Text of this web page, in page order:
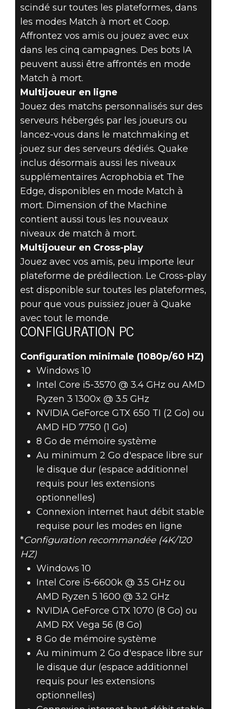
scindé sur toutes les plateformes, dans
les modes Match à mort et Coop.
Affrontez vos amis ou jouez avec eux
dans les cinq campagnes. Des bots IA
peuvent aussi être affrontés en mode
Match à mort.
Multijoueur en ligne
Jouez des matchs personnalisés sur des
serveurs hébergés par les joueurs ou
lancez-vous dans le matchmaking et
jouez sur des serveurs dédiés. Quake
inclus désormais aussi les niveaux
supplémentaires Acrophobia et The
Edge, disponibles en mode Match à
mort. Dimension of the Machine
contient aussi tous les nouveaux
niveaux de match à mort.
Multijoueur en Cross-play
Jouez avec vos amis, peu importe leur
plateforme de prédilection. Le Cross-play
est disponible sur toutes les plateformes,
pour que vous puissiez jouer à Quake
avec tout le monde.
CONFIGURATION PC
Configuration minimale (1080p/60 HZ)
Windows 10
Intel Core i5-3570 @ 3.4 GHz ou AMD
Ryzen 3 1300x @ 3.5 GHz
NVIDIA GeForce GTX 650 TI (2 Go) ou
AMD HD 7750 (1 Go)
8 Go de mémoire système
Au minimum 2 Go d'espace libre sur
le disque dur (espace additionnel
requis pour les extensions
optionnelles)
Connexion internet haut débit stable
requise pour les modes en ligne
*Configuration recommandée (4K/120
HZ)
Windows 10
Intel Core i5-6600k @ 3.5 GHz ou
AMD Ryzen 5 1600 @ 3.2 GHz
NVIDIA GeForce GTX 1070 (8 Go) ou
AMD RX Vega 56 (8 Go)
8 Go de mémoire système
Au minimum 2 Go d'espace libre sur
le disque dur (espace additionnel
requis pour les extensions
optionnelles)